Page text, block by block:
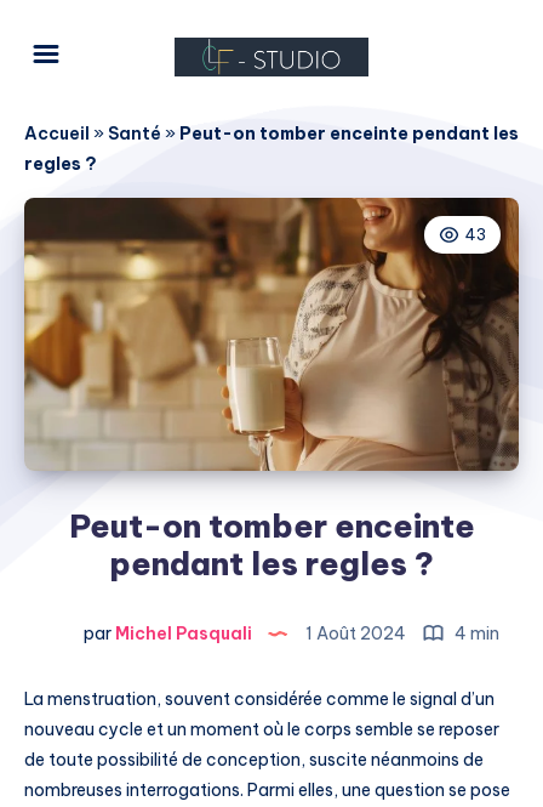
Accueil » Santé » Peut-on tomber enceinte pendant les
regles ?
43
Peut-on tomber enceinte
pendant les regles ?
par Michel Pasquali 1 Août 2024 4 min
La menstruation, souvent considérée comme le signal d’un
nouveau cycle et un moment où le corps semble se reposer
de toute possibilité de conception, suscite néanmoins de
nombreuses interrogations. Parmi elles, une question se pose